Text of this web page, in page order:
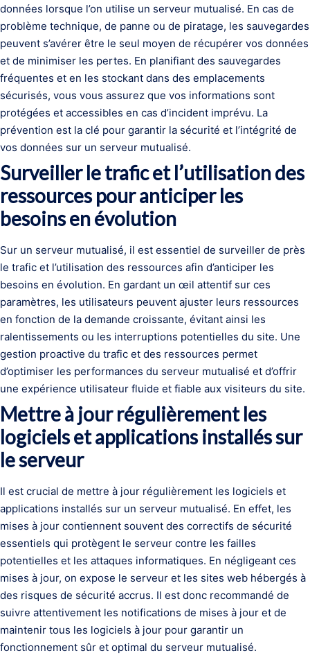
données lorsque l’on utilise un serveur mutualisé. En cas de
problème technique, de panne ou de piratage, les sauvegardes
peuvent s’avérer être le seul moyen de récupérer vos données
et de minimiser les pertes. En planifiant des sauvegardes
fréquentes et en les stockant dans des emplacements
sécurisés, vous vous assurez que vos informations sont
protégées et accessibles en cas d’incident imprévu. La
prévention est la clé pour garantir la sécurité et l’intégrité de
vos données sur un serveur mutualisé.
Surveiller le trafic et l’utilisation des
ressources pour anticiper les
besoins en évolution
Sur un serveur mutualisé, il est essentiel de surveiller de près
le trafic et l’utilisation des ressources afin d’anticiper les
besoins en évolution. En gardant un œil attentif sur ces
paramètres, les utilisateurs peuvent ajuster leurs ressources
en fonction de la demande croissante, évitant ainsi les
ralentissements ou les interruptions potentielles du site. Une
gestion proactive du trafic et des ressources permet
d’optimiser les performances du serveur mutualisé et d’offrir
une expérience utilisateur fluide et fiable aux visiteurs du site.
Mettre à jour régulièrement les
logiciels et applications installés sur
le serveur
Il est crucial de mettre à jour régulièrement les logiciels et
applications installés sur un serveur mutualisé. En effet, les
mises à jour contiennent souvent des correctifs de sécurité
essentiels qui protègent le serveur contre les failles
potentielles et les attaques informatiques. En négligeant ces
mises à jour, on expose le serveur et les sites web hébergés à
des risques de sécurité accrus. Il est donc recommandé de
suivre attentivement les notifications de mises à jour et de
maintenir tous les logiciels à jour pour garantir un
fonctionnement sûr et optimal du serveur mutualisé.